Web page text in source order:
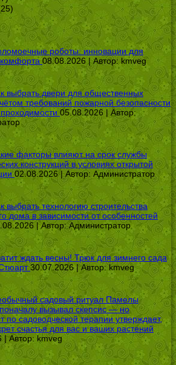
роботы: инновации для
08.08.2026 | Автор: kmveg
выбрать двери для общественных
требований пожарной безопасности
05.08.2026 | Автор:
факторы влияют на срок службы
конструкций в условиях открытой
02.08.2026 | Автор: Администратор
выбрать технологию строительства
дома в зависимости от особенностей
| Автор:Администратор
ждать весны! Трюк для зимнего сада
30.07.2026 | Автор:kmveg
садовый ритуал Памелы
вызывал скепсис — но
по садоводческой терапии утверждает,
счастья для вас и ваших растений
| Автор: kmveg